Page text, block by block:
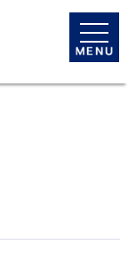
toggle